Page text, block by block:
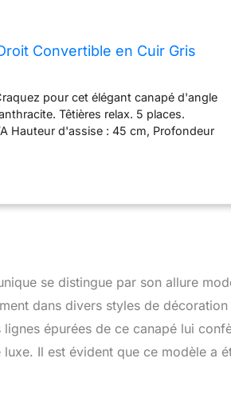
Convertible en Cuir Gris
pour cet élégant canapé d'angle
Têtières relax. 5 places.
Hauteur d'assise : 45 cm, Profondeur
Praticité et simplicité du convertible
multiposition(s) Vente-unique : 94%
se distingue par son allure
dans divers styles de décoration
lignes épurées de ce canapé lui
Il est évident que ce modèle a